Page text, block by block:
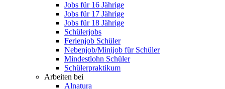
Jobs für 16 Jährige
Jobs für 17 Jährige
Jobs für 18 Jährige
Schülerjobs
Ferienjob Schüler
Nebenjob/Minijob für Schüler
Mindestlohn Schüler
Schülerpraktikum
Arbeiten bei
Alnatura